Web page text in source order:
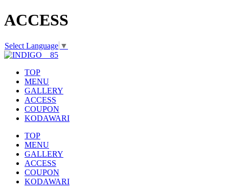
ACCESS
Select Language ▼
TOP
MENU
GALLERY
ACCESS
COUPON
KODAWARI
TOP
MENU
GALLERY
ACCESS
COUPON
KODAWARI